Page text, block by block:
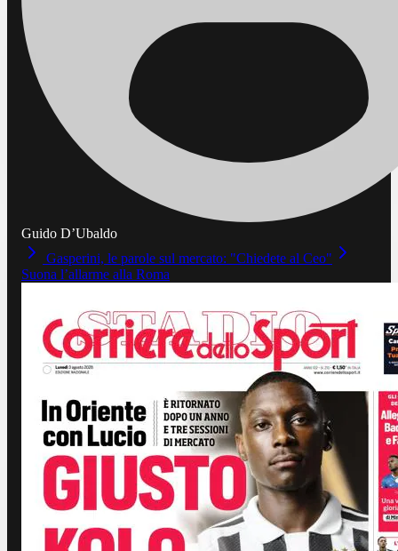
Guido D’Ubaldo
Gasperini, le parole sul mercato: "Chiedete al Ceo"
Suona l’allarme alla Roma